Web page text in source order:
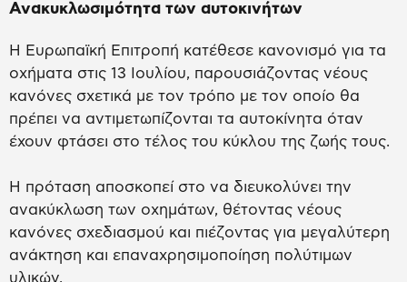
Ανακυκλωσιμότητα των αυτοκινήτων
Η Ευρωπαϊκή Επιτροπή κατέθεσε κανονισμό για τα
οχήματα στις 13 Ιουλίου, παρουσιάζοντας νέους
κανόνες σχετικά με τον τρόπο με τον οποίο θα
πρέπει να αντιμετωπίζονται τα αυτοκίνητα όταν
έχουν φτάσει στο τέλος του κύκλου της ζωής τους.
Η πρόταση αποσκοπεί στο να διευκολύνει την
ανακύκλωση των οχημάτων, θέτοντας νέους
κανόνες σχεδιασμού και πιέζοντας για μεγαλύτερη
ανάκτηση και επαναχρησιμοποίηση πολύτιμων
υλικών.